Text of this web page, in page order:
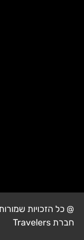
@ כל הזכויות
חברת Travelers